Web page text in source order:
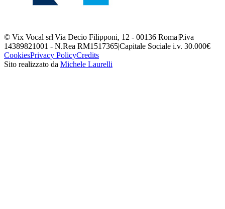
© Vix Vocal srl|Via Decio Filipponi, 12 - 00136 Roma|P.iva
14389821001 - N.Rea RM1517365|Capitale Sociale i.v. 30.000€
CookiesPrivacy PolicyCredits
Sito realizzato da Michele Laurelli